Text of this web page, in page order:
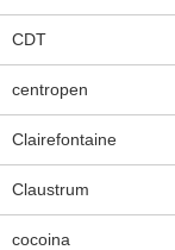
CDT
centropen
Clairefontaine
Claustrum
cocoina